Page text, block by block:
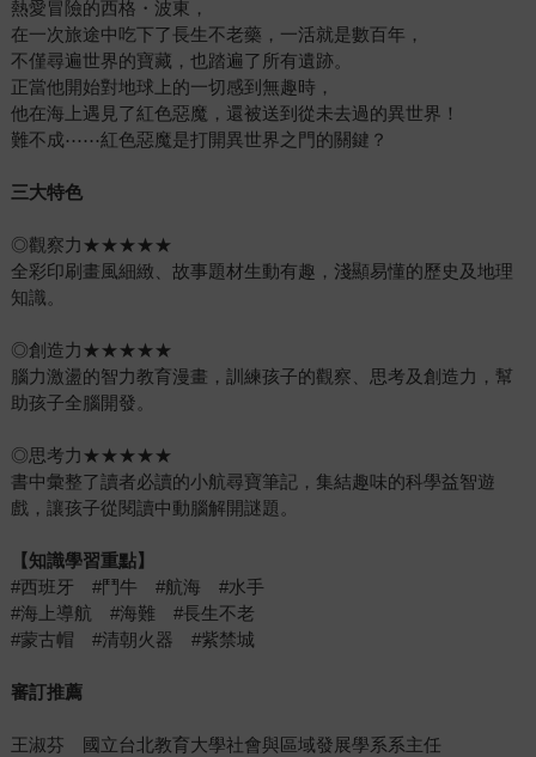
熱愛冒險的西格・波東，
在一次旅途中吃下了長生不老藥，一活就是數百年，
不僅尋遍世界的寶藏，也踏遍了所有遺跡。
正當他開始對地球上的一切感到無趣時，
他在海上遇見了紅色惡魔，還被送到從未去過的異世界！
難不成⋯⋯紅色惡魔是打開異世界之門的關鍵？
三大特色
◎觀察力★★★★★
全彩印刷畫風細緻、故事題材生動有趣，淺顯易懂的歷史及地理
知識。
◎創造力★★★★★
腦力激盪的智力教育漫畫，訓練孩子的觀察、思考及創造力，幫
助孩子全腦開發。
◎思考力★★★★★
書中彙整了讀者必讀的小航尋寶筆記，集結趣味的科學益智遊
戲，讓孩子從閱讀中動腦解開謎題。
【知識學習重點】
#西班牙 #鬥牛 #航海 #水手
#海上導航 #海難 #長生不老
#蒙古帽 #清朝火器 #紫禁城
審訂推薦
王淑芬 國立台北教育大學社會與區域發展學系系主任